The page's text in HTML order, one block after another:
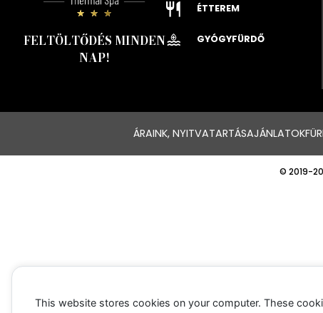
FELTÖLTŐDÉS MINDEN
NAP!
ÉTTEREM
GYÓGYFÜRDŐ
ÁRAINK, NYITVATARTÁSAJÁNLATOK
© 2019-
This website stores cookies on your computer. These